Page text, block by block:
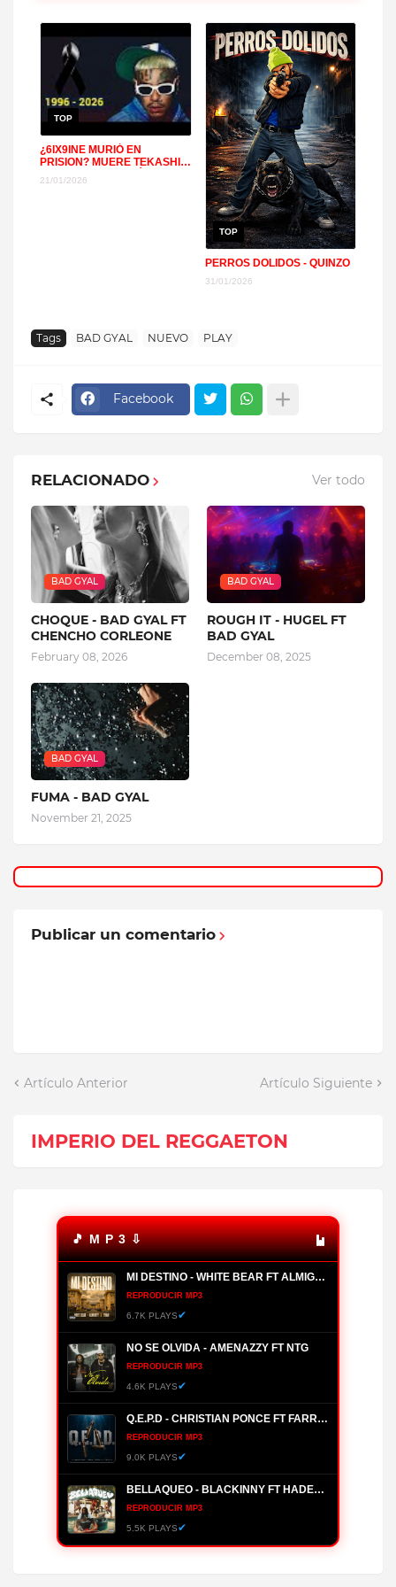
TOP
¿6IX9INE MURIÓ EN
PRISION? MUERE TEKASHI
EX DE YAILIN LA MÁS VIRAL
+
21/01/2026
TOP
PERROS DOLIDOS - QUINZO
31/01/2026
Tags BAD GYAL NUEVO PLAY
Facebook
RELACIONADO Ver todo
BAD GYAL
CHOQUE - BAD GYAL FT
CHENCHO CORLEONE
February 08, 2026
BAD GYAL
ROUGH IT - HUGEL FT
BAD GYAL
December 08, 2025
BAD GYAL
FUMA - BAD GYAL
November 21, 2025
Publicar un comentario
Artículo Anterior Artículo Siguiente
IMPERIO DEL REGGAETON
🎵 M P 3 ⇩
MI DESTINO - WHITE BEAR FT ALMIGHTY, YOMO
REPRODUCIR MP3
6.7K PLAYS✔
NO SE OLVIDA - AMENAZZY FT NTG
REPRODUCIR MP3
4.6K PLAYS✔
Q.E.P.D - CHRISTIAN PONCE FT FARRUKO, HANZEL LA H, FRONTI
REPRODUCIR MP3
9.0K PLAYS✔
BELLAQUEO - BLACKINNY FT HADES66
REPRODUCIR MP3
5.5K PLAYS✔